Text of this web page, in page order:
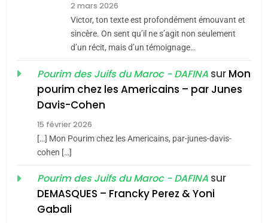
CE QUI NOUS MANQUE –
Jacques Hadida
JUDAISME
Maroc : Les amandes de
Tafraout, le miel de Tadla
du terroir
Oeil ravageur – Vanessa
De Loya Stauber
2 mars 2026
Victor, ton texte est profondément émouvant et
sincère. On sent qu’il ne s’agit non seulement
d’un récit, mais d’un témoignage…
Pourim des Juifs du Maroc - DAFINA sur Mon
pourim chez les Americains – par Junes
Davis-Cohen
15 février 2026
[…] Mon Pourim chez les Americains, par-junes-davis-
cohen […]
Pourim des Juifs du Maroc - DAFINA sur
DEMASQUES – Francky Perez & Yoni
Gabali